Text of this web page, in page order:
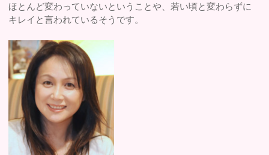
ほとんど変わっていないということや、若い頃と変わらずに
キレイと言われているそうです。